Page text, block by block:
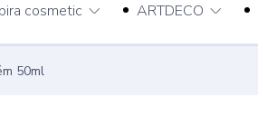
cosmetic ARTDECO
50ml